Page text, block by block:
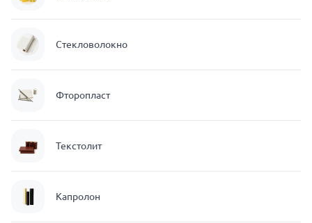
Стекловолокно
Фторопласт
Текстолит
Капролон